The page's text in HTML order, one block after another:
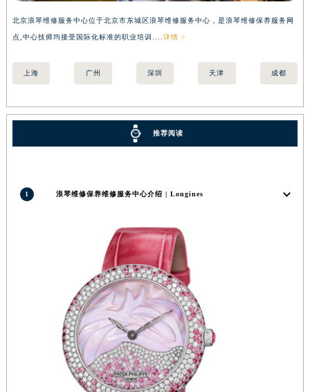
北京浪琴维修服务中心位于北京市东城区浪琴维修服务中心，是浪琴维修保养服务网
点,中心技师均接受国际化标准的职业培训.... 详情 >
上海 广州 深圳 天津 成都
推荐阅读
1 浪琴维修保养维修服务中心介绍 | Longines